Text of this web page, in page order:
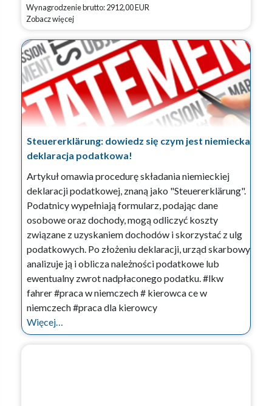
Wynagrodzenie brutto: 2912,00 EUR
Zobacz więcej
Steuererklärung: dowiedz się czym jest niemiecka
deklaracja podatkowa!
Artykuł omawia procedurę składania niemieckiej
deklaracji podatkowej, znaną jako "Steuererklärung".
Podatnicy wypełniają formularz, podając dane
osobowe oraz dochody, mogą odliczyć koszty
związane z uzyskaniem dochodów i skorzystać z ulg
podatkowych. Po złożeniu deklaracji, urząd skarbowy
analizuje ją i oblicza należności podatkowe lub
ewentualny zwrot nadpłaconego podatku. #lkw
fahrer #praca w niemczech # kierowca ce w
niemczech #praca dla kierowcy
Więcej…